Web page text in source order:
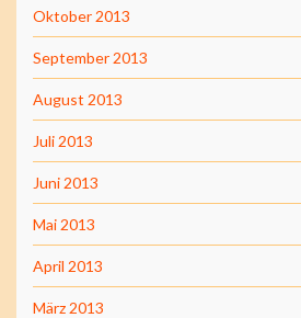
Oktober 2013
September 2013
August 2013
Juli 2013
Juni 2013
Mai 2013
April 2013
März 2013